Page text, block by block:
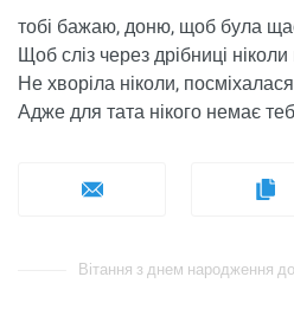
тобі бажаю, доню, щоб була
Щоб сліз через дрібниці
Не хворіла ніколи,
Адже для тата нікого немає
Вітання з днем ​​народження